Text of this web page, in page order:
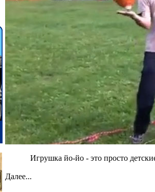
Игрушка йо-йо - это просто
Далее...